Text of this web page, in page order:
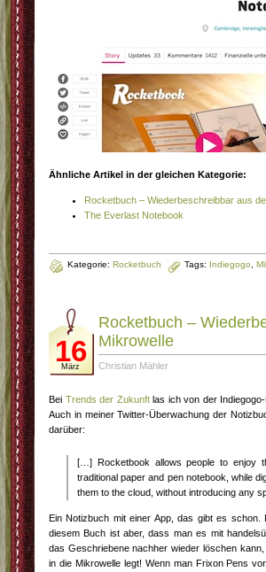
Ähnliche Artikel in der gleichen Kategorie:
Rocketbuch – Wiederbeschreibbar aus
The Everlast Notebook
Kategorie: Rocketbuch Tags: Indiegogo
16
März
Rocketbuch –
Mikrowelle
Christian Mähler
Bei Trends der Zukunftlas ich von der
Auch in meiner Twitter-Überwachung der
darüber:
[…] Rocketbook allows people to enjoy
traditional paper and pen notebook, while
them to the cloud, without introducing any
Ein Notizbuch mit einer App, das gibt es
diesem Buch ist aber, dass man es mit
das Geschriebene nachher wieder löschen
in die Mikrowelle legt! Wenn man Frixon Pens